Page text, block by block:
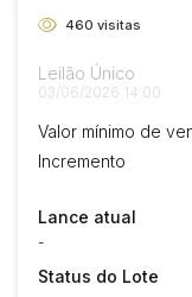
460 visitas
Leilão Único
03/06/2026 14:00
Valor mínimo de
Incremento
Lance atual
-
Status do Lote